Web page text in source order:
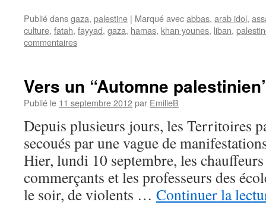
Publié dansgaza, palestine | Marqué avecabbas, arab idol,
culture, fatah, fayyad, gaza, hamas, khan younes, liban,
commentaires
Vers un “Automne
Publié le 11 septembre 2012par EmilieB
Depuis plusieurs jours, les Territoires
secoués par une vague de
Hier, lundi 10 septembre, les
commerçants et les professeurs des
le soir, de violents … Continuer la